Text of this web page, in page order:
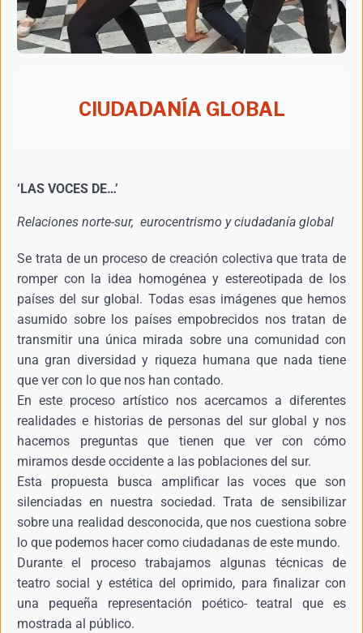
CIUDADANÍA GLOBAL
‘LAS VOCES DE…’
Relaciones norte-sur, eurocentrismo y ciudadanía global
Se trata de un proceso de creación colectiva que trata de
romper con la idea homogénea y estereotipada de los
países del sur global. Todas esas imágenes que hemos
asumido sobre los países empobrecidos nos tratan de
transmitir una única mirada sobre una comunidad con
una gran diversidad y riqueza humana que nada tiene
que ver con lo que nos han contado.
En este proceso artístico nos acercamos a diferentes
realidades e historias de personas del sur global y nos
hacemos preguntas que tienen que ver con cómo
miramos desde occidente a las poblaciones del sur.
Esta propuesta busca amplificar las voces que son
silenciadas en nuestra sociedad. Trata de sensibilizar
sobre una realidad desconocida, que nos cuestiona sobre
lo que podemos hacer como ciudadanas de este mundo.
Durante el proceso trabajamos algunas técnicas de
teatro social y estética del oprimido, para finalizar con
una pequeña representación poético- teatral que es
mostrada al público.